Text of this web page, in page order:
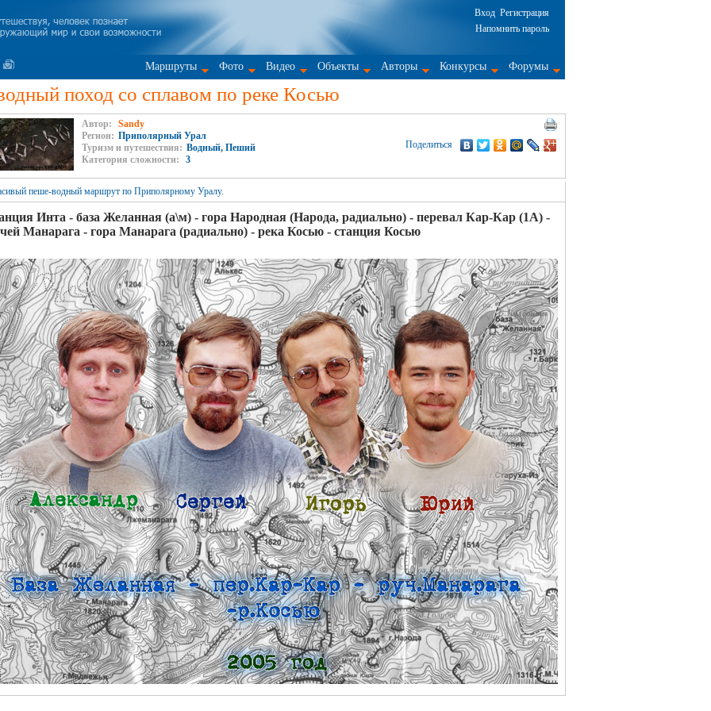
Вход Регистрация
Напомнить пароль
Маршруты Фото Видео Объекты Авторы Конкурсы Форумы
поход со сплавом по реке Косью
Автор:
Sandy
Регион: Приполярный Урал
Туризм и путешествия: Водный, Пеший
Категория сложности:
3
Поделиться
пеше-водный маршрут по Приполярному Уралу.
Инта - база Желанная (а\м) - гора Народная (Народа, радиально) - перевал Кар-Кар (1А) -
Манарага - гора Манарага (радиально) - река Косью - станция Косью